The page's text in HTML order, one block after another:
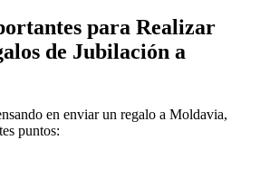
para Realizar
de Jubilación a
en enviar un regalo a Moldavia,
puntos: